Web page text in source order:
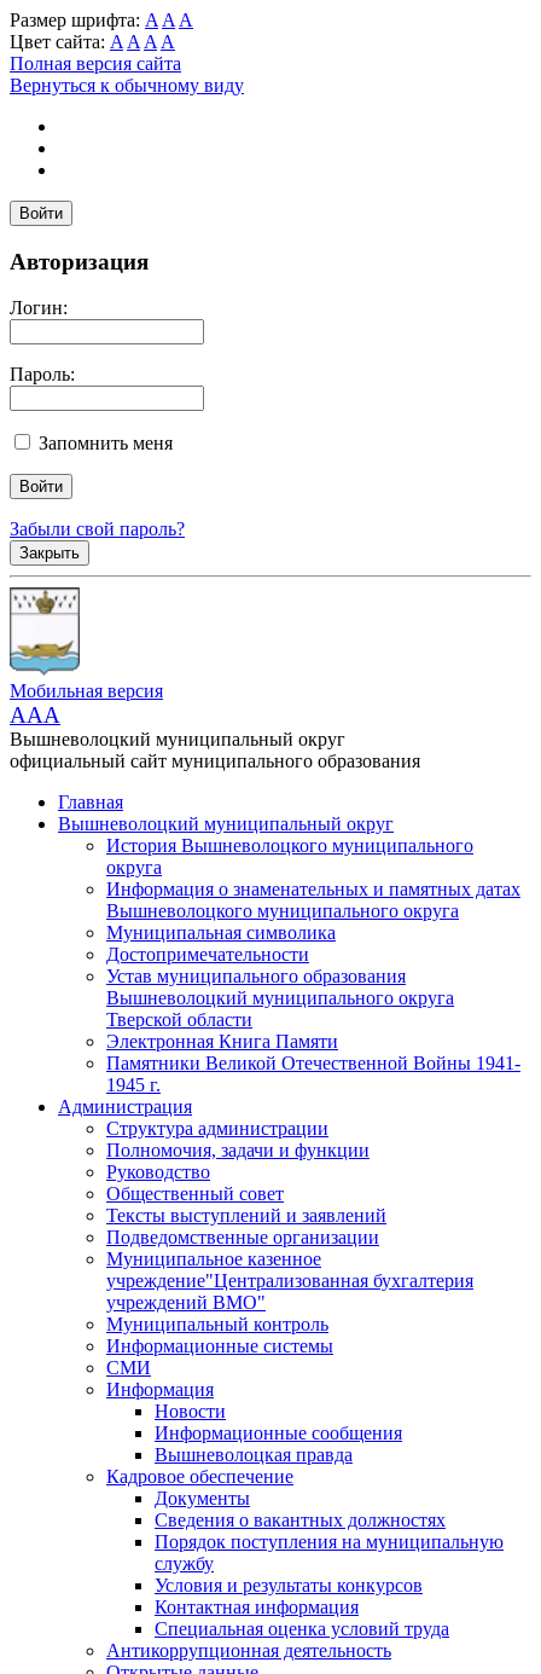
Размер шрифта: A A A
Цвет сайта: A A A A
Полная версия сайта
Вернуться к обычному виду
Войти
Авторизация
Логин:
Пароль:
Запомнить меня
Забыли свой пароль?
Закрыть
Мобильная версия
AAA
Вышневолоцкий муниципальный округ
официальный сайт муниципального образования
Главная
Вышневолоцкий муниципальный округ
История Вышневолоцкого муниципального
округа
Информация о знаменательных и памятных датах
Вышневолоцкого муниципального округа
Муниципальная символика
Достопримечательности
Устав муниципального образования
Вышневолоцкий муниципального округа
Тверской области
Электронная Книга Памяти
Памятники Великой Отечественной Войны 1941-
1945 г.
Администрация
Структура администрации
Полномочия, задачи и функции
Руководство
Общественный совет
Тексты выступлений и заявлений
Подведомственные организации
Муниципальное казенное
учреждение"Централизованная бухгалтерия
учреждений ВМО"
Муниципальный контроль
Информационные системы
СМИ
Информация
Новости
Информационные сообщения
Вышневолоцкая правда
Кадровое обеспечение
Документы
Сведения о вакантных должностях
Порядок поступления на муниципальную
службу
Условия и результаты конкурсов
Контактная информация
Специальная оценка условий труда
Антикоррупционная деятельность